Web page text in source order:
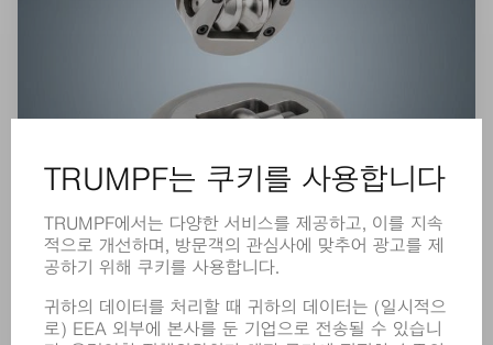
롤 림(roll rim) 툴
임의의 긴 컨투어 및 형태를 빠르고 저렴하고 최적의
품질로 제조할 수 있습니다.